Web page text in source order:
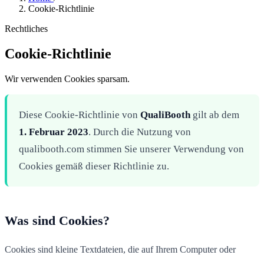
Cookie-Richtlinie
Rechtliches
Cookie-Richtlinie
Wir verwenden Cookies sparsam.
Diese Cookie-Richtlinie von QualiBooth gilt ab dem
1. Februar 2023. Durch die Nutzung von
qualibooth.com stimmen Sie unserer Verwendung von
Cookies gemäß dieser Richtlinie zu.
Was sind Cookies?
Cookies sind kleine Textdateien, die auf Ihrem Computer oder